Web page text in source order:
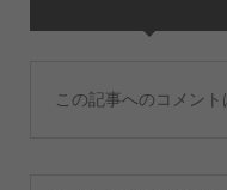
この記事へのコメント